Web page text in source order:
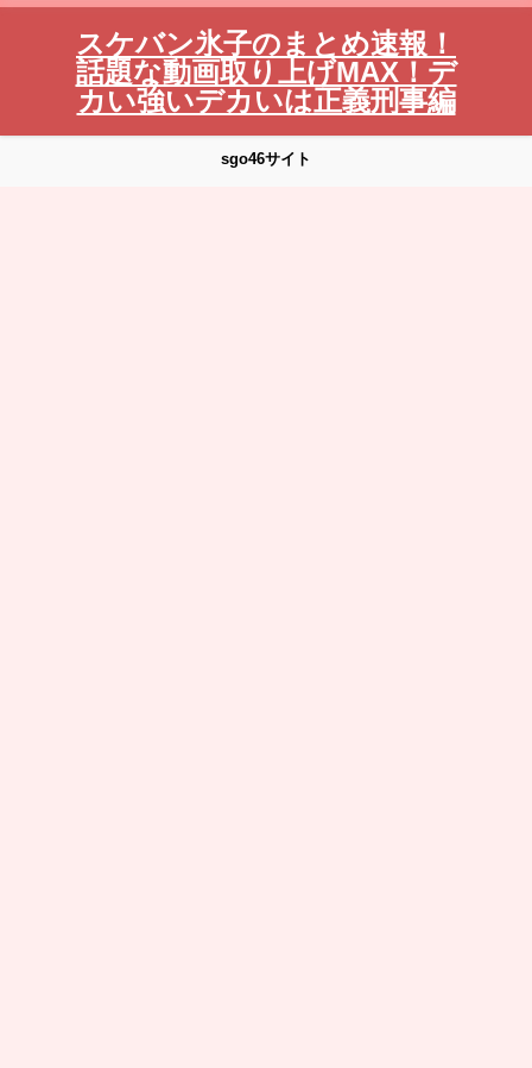
スケバン氷子のまとめ速報！
話題な動画取り上げMAX！デ
カい強いデカいは正義刑事編
sgo46サイト